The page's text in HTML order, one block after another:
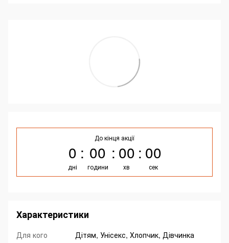
До кінця акції
0
дні
00
години
00
хв
00
сек
Характеристики
Для кого
Дітям, Унісекс, Хлопчик, Дівчинка